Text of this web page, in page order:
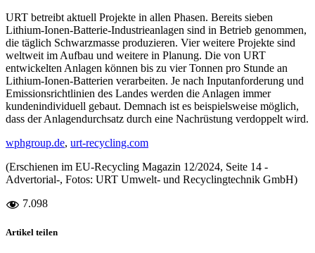
URT betreibt aktuell Projekte in allen Phasen. Bereits sieben
Lithium-Ionen-Batterie-Industrieanlagen sind in Betrieb genommen,
die täglich Schwarzmasse produzieren. Vier weitere Projekte sind
weltweit im Aufbau und weitere in Planung. Die von URT
entwickelten Anlagen können bis zu vier Tonnen pro Stunde an
Lithium-Ionen-Batterien verarbeiten. Je nach Inputanforderung und
Emissionsrichtlinien des Landes werden die Anlagen immer
kundenindividuell gebaut. Demnach ist es beispielsweise möglich,
dass der Anlagendurchsatz durch eine Nachrüstung verdoppelt wird.
wphgroup.de, urt-recycling.com
(Erschienen im EU-Recycling Magazin 12/2024, Seite 14 -
Advertorial-, Fotos: URT Umwelt- und Recyclingtechnik GmbH)
7.098
Artikel teilen